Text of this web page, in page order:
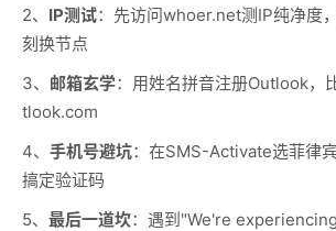
2、 IP测试：先访问whoer.net测IP纯净度
刻换节点
3、 邮箱玄学：用姓名拼音注册Outlook，
tlook.com
4、 手机号避坑：在SMS-Activate选菲律
搞定验证码
5、 最后一道坎：遇到"We're